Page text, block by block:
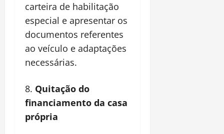
carteira de habilitação
especial e apresentar os
documentos referentes
ao veículo e adaptações
necessárias.
Quitação do
financiamento da casa
própria